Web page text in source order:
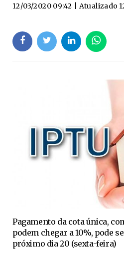
12/03/2020 09:42
| Atualizado
Pagamento da cota única,
podem chegar a 10%, pode
próximo dia 20 (sexta-feira)